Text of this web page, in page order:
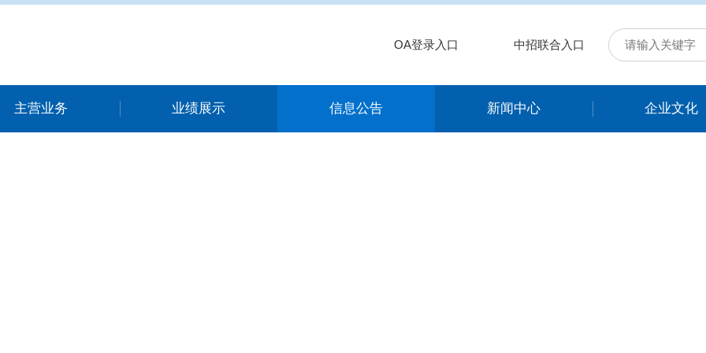
OA登录入口 中招联合入口
主营业务 业绩展示 信息公告 新闻中心 企业文化